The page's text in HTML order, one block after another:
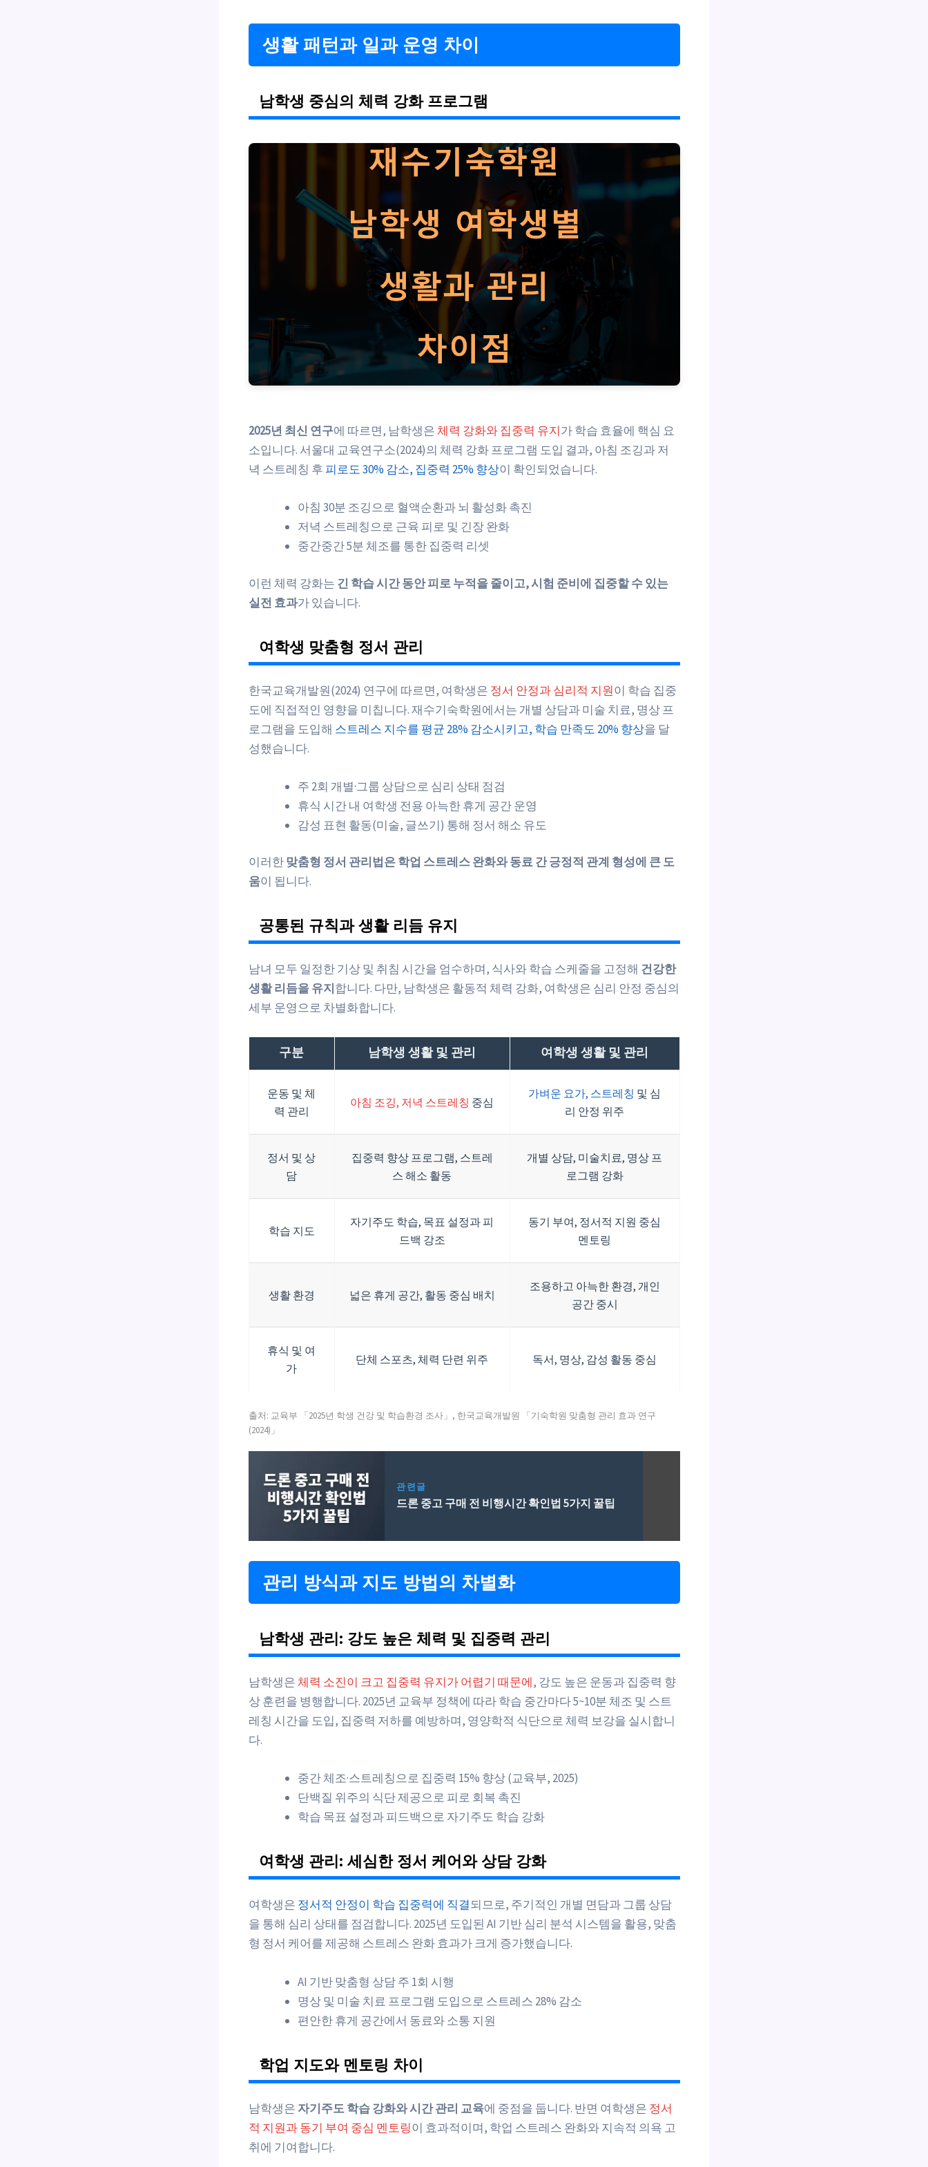
생활 패턴과 일과 운영 차이
남학생 중심의 체력 강화 프로그램
2025년 최신 연구에 따르면, 남학생은체력 강화와 집중력 유지가 학습 효율에 핵심 요
소입니다. 서울대 교육연구소(2024)의 체력 강화 프로그램 도입 결과, 아침 조깅과 저
녁 스트레칭 후 피로도 30% 감소, 집중력 25% 향상이 확인되었습니다.
아침 30분 조깅으로 혈액순환과 뇌 활성화 촉진
저녁 스트레칭으로 근육 피로 및 긴장 완화
중간중간 5분 체조를 통한 집중력 리셋
이런 체력 강화는 긴 학습 시간 동안 피로 누적을 줄이고, 시험 준비에 집중할 수 있는
실전 효과가 있습니다.
여학생 맞춤형 정서 관리
한국교육개발원(2024) 연구에 따르면, 여학생은 정서 안정과 심리적 지원이 학습 집중
도에 직접적인 영향을 미칩니다. 재수기숙학원에서는 개별 상담과 미술 치료, 명상 프
로그램을 도입해 스트레스 지수를 평균 28% 감소시키고, 학습 만족도 20% 향상을 달
성했습니다.
주 2회 개별·그룹 상담으로 심리 상태 점검
휴식 시간 내 여학생 전용 아늑한 휴게 공간 운영
감성 표현 활동(미술, 글쓰기) 통해 정서 해소 유도
이러한맞춤형 정서 관리법은 학업 스트레스 완화와 동료 간 긍정적 관계 형성에 큰 도
움이 됩니다.
공통된 규칙과 생활 리듬 유지
남녀 모두 일정한 기상 및 취침 시간을 엄수하며, 식사와 학습 스케줄을 고정해 건강한
생활 리듬을 유지합니다. 다만, 남학생은 활동적 체력 강화, 여학생은 심리 안정 중심의
세부 운영으로 차별화합니다.
구분 남학생 생활 및 관리 여학생 생활 및 관리
운동 및 체
력 관리
아침 조깅, 저녁 스트레칭 중심
가벼운 요가, 스트레칭 및 심
리 안정 위주
정서 및 상
담
집중력 향상 프로그램, 스트레
스 해소 활동
개별 상담, 미술치료, 명상 프
로그램 강화
학습 지도
자기주도 학습, 목표 설정과 피
드백 강조
동기 부여, 정서적 지원 중심
멘토링
생활 환경 넓은 휴게 공간, 활동 중심 배치
조용하고 아늑한 환경, 개인
공간 중시
휴식 및 여
가
단체 스포츠, 체력 단련 위주 독서, 명상, 감성 활동 중심
출처: 교육부 「2025년 학생 건강 및 학습환경 조사」, 한국교육개발원 「기숙학원 맞춤형 관리 효과 연구
(2024)」
관련글
드론 중고 구매 전 비행시간 확인법 5가지 꿀팁
관리 방식과 지도 방법의 차별화
남학생 관리: 강도 높은 체력 및 집중력 관리
남학생은체력 소진이 크고 집중력 유지가 어렵기 때문에, 강도 높은 운동과 집중력 향
상 훈련을 병행합니다. 2025년 교육부 정책에 따라 학습 중간마다 5~10분 체조 및 스트
레칭 시간을 도입, 집중력 저하를 예방하며, 영양학적 식단으로 체력 보강을 실시합니
다.
중간 체조·스트레칭으로 집중력 15% 향상 (교육부, 2025)
단백질 위주의 식단 제공으로 피로 회복 촉진
학습 목표 설정과 피드백으로 자기주도 학습 강화
여학생 관리: 세심한 정서 케어와 상담 강화
여학생은 정서적 안정이 학습 집중력에 직결되므로, 주기적인 개별 면담과 그룹 상담
을 통해 심리 상태를 점검합니다. 2025년 도입된 AI 기반 심리 분석 시스템을 활용, 맞춤
형 정서 케어를 제공해 스트레스 완화 효과가 크게 증가했습니다.
AI 기반 맞춤형 상담 주 1회 시행
명상 및 미술 치료 프로그램 도입으로 스트레스 28% 감소
편안한 휴게 공간에서 동료와 소통 지원
학업 지도와 멘토링 차이
남학생은 자기주도 학습 강화와 시간 관리 교육에 중점을 둡니다. 반면 여학생은 정서
적 지원과 동기 부여 중심 멘토링이 효과적이며, 학업 스트레스 완화와 지속적 의욕 고
취에 기여합니다.